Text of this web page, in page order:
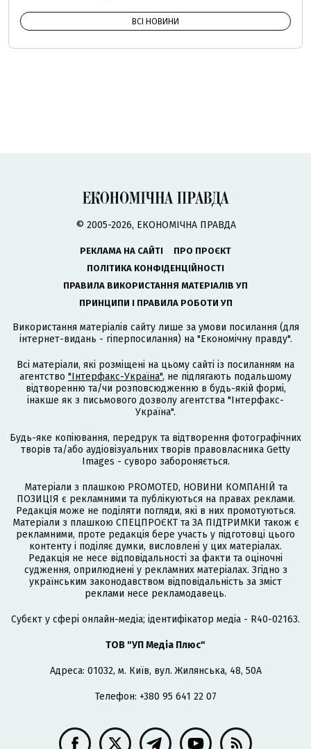
ВСІ НОВИНИ
© 2005-2026, ЕКОНОМІЧНА ПРАВДА
РЕКЛАМА НА САЙТІ
ПРО ПРОЄКТ
ПОЛІТИКА КОНФІДЕНЦІЙНОСТІ
ПРАВИЛА ВИКОРИСТАННЯ МАТЕРІАЛІВ УП
ПРИНЦИПИ І ПРАВИЛА РОБОТИ УП
Використання матеріалів сайту лише за умови посилання (для
інтернет-видань - гіперпосилання) на "Економічну правду".
Всі матеріали, які розміщені на цьому сайті із посиланням на
агентство "Інтерфакс-Україна", не підлягають подальшому
відтворенню та/чи розповсюдженню в будь-якій формі,
інакше як з письмового дозволу агентства "Інтерфакс-
Україна".
Будь-яке копіювання, передрук та відтворення фотографічних
творів та/або аудіовізуальних творів правовласника Getty
Images - суворо забороняється.
Матеріали з плашкою PROMOTED, НОВИНИ КОМПАНІЙ та
ПОЗИЦІЯ є рекламними та публікуються на правах реклами.
Редакція може не поділяти погляди, які в них промотуються.
Матеріали з плашкою СПЕЦПРОЄКТ та ЗА ПІДТРИМКИ також є
рекламними, проте редакція бере участь у підготовці цього
контенту і поділяє думки, висловлені у цих матеріалах.
Редакція не несе відповідальності за факти та оціночні
судження, оприлюднені у рекламних матеріалах. Згідно з
українським законодавством відповідальність за зміст
реклами несе рекламодавець.
Cубєкт у сфері онлайн-медіа; ідентифікатор медіа - R40-02163.
ТОВ "УП Медіа Плюс"
Адреса: 01032, м. Київ, вул. Жилянська, 48, 50А
Телефон: +380 95 641 22 07